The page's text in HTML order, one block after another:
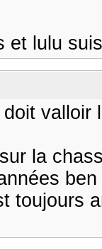
et lulu
valloir
la
toujours